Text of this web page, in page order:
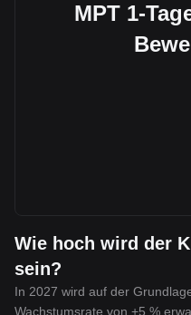
MPT 1-
Wie hoch wird der
sein?
In 2027 wird auf der
Wachstumsrate von +5 %